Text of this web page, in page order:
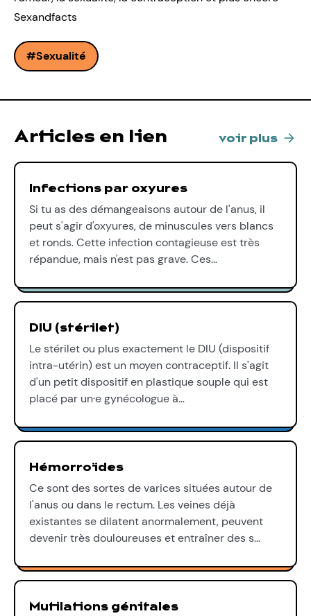
Sexandfacts
Sexualité
Articles en lien voir plus
Infections par oxyures
Si tu as des démangeaisons autour de l'anus, il
peut s'agir d'oxyures, de minuscules vers blancs
et ronds. Cette infection contagieuse est très
répandue, mais n'est pas grave. Ces…
DIU (stérilet)
Le stérilet ou plus exactement le DIU (dispositif
intra-utérin) est un moyen contraceptif. Il s'agit
d'un petit dispositif en plastique souple qui est
placé par un·e gynécologue à…
Hémorroïdes
Ce sont des sortes de varices situées autour de
l'anus ou dans le rectum. Les veines déjà
existantes se dilatent anormalement, peuvent
devenir très douloureuses et entraîner des s…
Mutilations génitales